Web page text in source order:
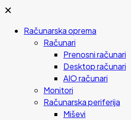
✕
Računarska oprema
Računari
Prenosni računari
Desktop računari
AIO računari
Monitori
Računarska periferija
Miševi